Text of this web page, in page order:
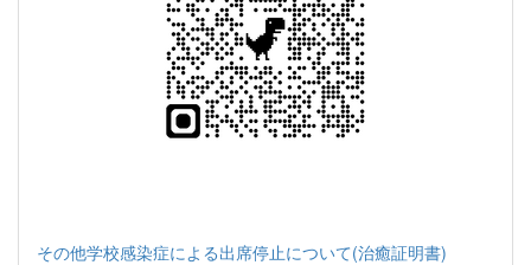
その他学校感染症による出席停止について(治癒証明書)